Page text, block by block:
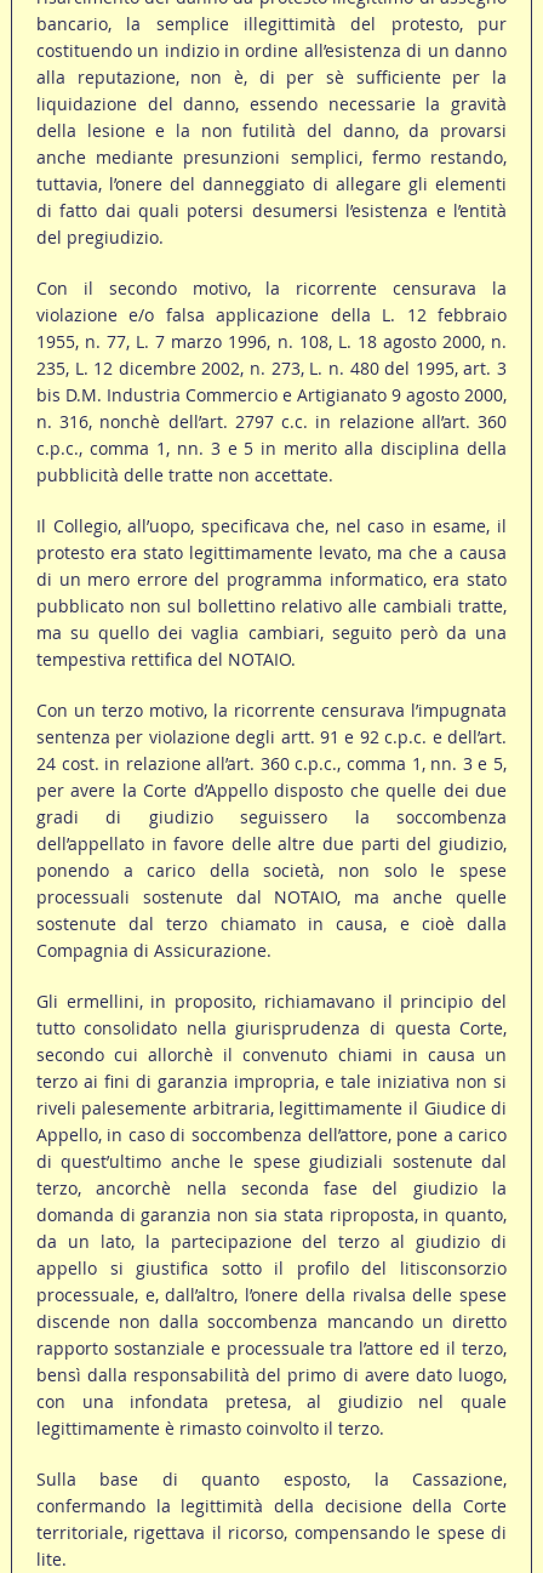
bancario, la semplice illegittimità del protesto, pur
costituendo un indizio in ordine all’esistenza di un danno
alla reputazione, non è, di per sè sufficiente per la
liquidazione del danno, essendo necessarie la gravità
della lesione e la non futilità del danno, da provarsi
anche mediante presunzioni semplici, fermo restando,
tuttavia, l’onere del danneggiato di allegare gli elementi
di fatto dai quali potersi desumersi l’esistenza e l’entità
del pregiudizio.
Con il secondo motivo, la ricorrente censurava la
violazione e/o falsa applicazione della L. 12 febbraio
1955, n. 77, L. 7 marzo 1996, n. 108, L. 18 agosto 2000, n.
235, L. 12 dicembre 2002, n. 273, L. n. 480 del 1995, art. 3
bis D.M. Industria Commercio e Artigianato 9 agosto 2000,
n. 316, nonchè dell’art. 2797 c.c. in relazione all’art. 360
c.p.c., comma 1, nn. 3 e 5 in merito alla disciplina della
pubblicità delle tratte non accettate.
Il Collegio, all’uopo, specificava che, nel caso in esame, il
protesto era stato legittimamente levato, ma che a causa
di un mero errore del programma informatico, era stato
pubblicato non sul bollettino relativo alle cambiali tratte,
ma su quello dei vaglia cambiari, seguito però da una
tempestiva rettifica del NOTAIO.
Con un terzo motivo, la ricorrente censurava l’impugnata
sentenza per violazione degli artt. 91 e 92 c.p.c. e dell’art.
24 cost. in relazione all’art. 360 c.p.c., comma 1, nn. 3 e 5,
per avere la Corte d’Appello disposto che quelle dei due
gradi di giudizio seguissero la soccombenza
dell’appellato in favore delle altre due parti del giudizio,
ponendo a carico della società, non solo le spese
processuali sostenute dal NOTAIO, ma anche quelle
sostenute dal terzo chiamato in causa, e cioè dalla
Compagnia di Assicurazione.
Gli ermellini, in proposito, richiamavano il principio del
tutto consolidato nella giurisprudenza di questa Corte,
secondo cui allorchè il convenuto chiami in causa un
terzo ai fini di garanzia impropria, e tale iniziativa non si
riveli palesemente arbitraria, legittimamente il Giudice di
Appello, in caso di soccombenza dell’attore, pone a carico
di quest’ultimo anche le spese giudiziali sostenute dal
terzo, ancorchè nella seconda fase del giudizio la
domanda di garanzia non sia stata riproposta, in quanto,
da un lato, la partecipazione del terzo al giudizio di
appello si giustifica sotto il profilo del litisconsorzio
processuale, e, dall’altro, l’onere della rivalsa delle spese
discende non dalla soccombenza mancando un diretto
rapporto sostanziale e processuale tra l’attore ed il terzo,
bensì dalla responsabilità del primo di avere dato luogo,
con una infondata pretesa, al giudizio nel quale
legittimamente è rimasto coinvolto il terzo.
Sulla base di quanto esposto, la Cassazione,
confermando la legittimità della decisione della Corte
territoriale, rigettava il ricorso, compensando le spese di
lite.